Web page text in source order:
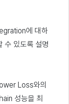
에 대하
수 있도록 설명
Loss와의
성능을 최